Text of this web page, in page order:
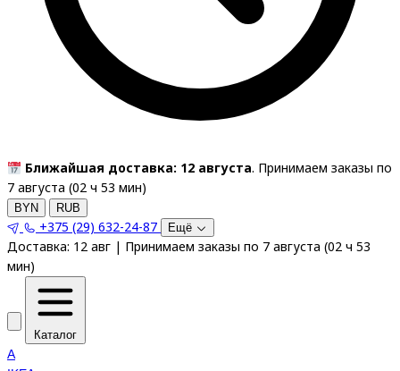
Ближайшая доставка: 12 августа. Принимаем заказы по
7 августа (02 ч 53 мин)
BYN RUB
+375 (29) 632-24-87 Ещё
Доставка: 12 авг | Принимаем заказы по 7 августа (02 ч 53
мин)
Каталог
A